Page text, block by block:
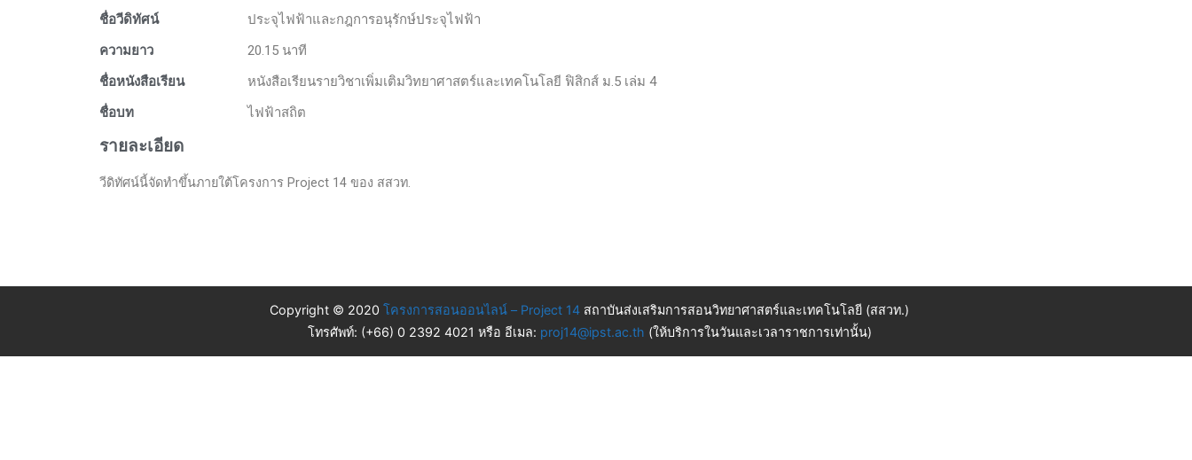
ชื่อวีดิทัศน์
ประจุไฟฟ้าและกฎการอนุรักษ์ประจุไฟฟ้า
ความยาว
20.15 นาที
ชื่อหนังสือเรียน
หนังสือเรียนรายวิชาเพิ่มเติมวิทยาศาสตร์และเทคโนโลยี ฟิสิกส์ ม.5 เล่ม 4
ชื่อบท
ไฟฟ้าสถิต
รายละเอียด
วีดิทัศน์นี้จัดทำขึ้นภายใต้โครงการ Project 14 ของ สสวท.
Copyright © 2020 โครงการสอนออนไลน์ – Project 14 สถาบันส่งเสริมการสอนวิทยาศาสตร์และเทคโนโลยี (สสวท.)
โทรศัพท์: (+66) 0 2392 4021 หรือ อีเมล: proj14@ipst.ac.th (ให้บริการในวันและเวลาราชการเท่านั้น)